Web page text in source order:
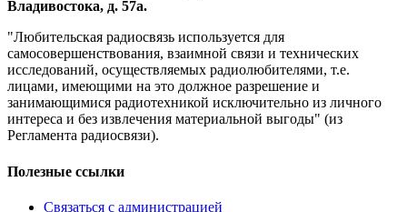
Владивостока, д. 57а.
"Любительская радиосвязь используется для
самосовершенствования, взаимной связи и технических
исследований, осуществляемых радиолюбителями, т.е.
лицами, имеющими на это должное разрешение и
занимающимися радиотехникой исключительно из личного
интереса и без извлечения материальной выгоды" (из
Регламента радиосвязи).
Полезные ссылки
Связаться с администрацией